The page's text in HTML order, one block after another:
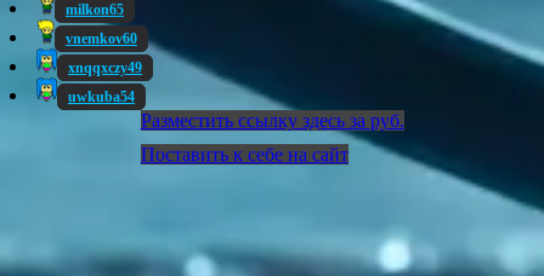
milkon65
vnemkov60
xnqqxczy49
uwkuba54
Разместить ссылку здесь за руб.
Поставить к себе на сайт